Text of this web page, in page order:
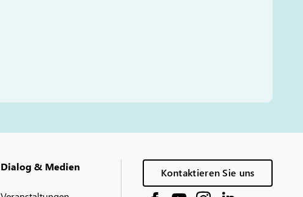
Dialog & Medien Kontaktieren Sie uns